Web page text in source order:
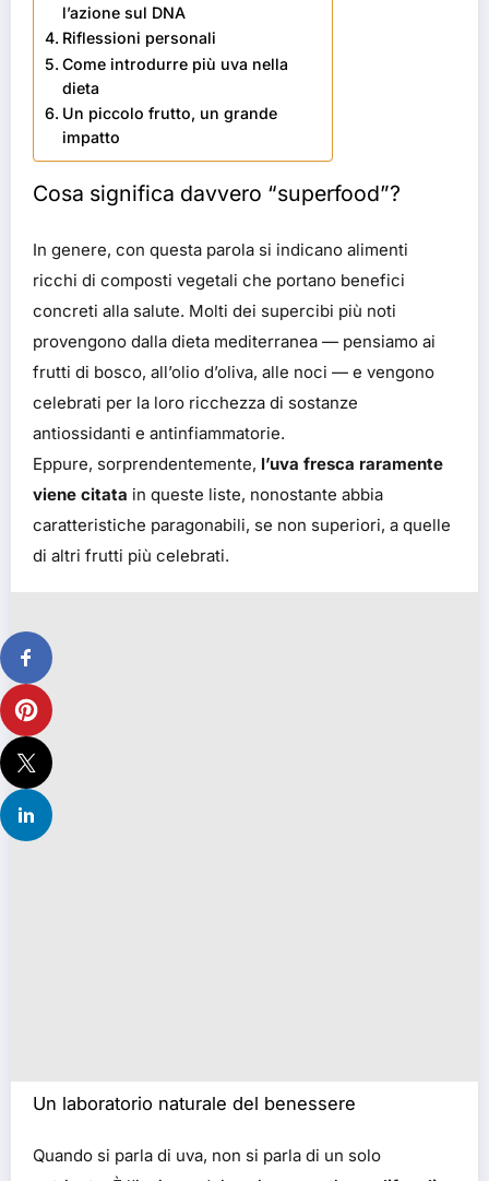
l’azione sul DNA
Riflessioni personali
Come introdurre più uva nella
dieta
Un piccolo frutto, un grande
impatto
Cosa significa davvero “superfood”?
In genere, con questa parola si indicano alimenti
ricchi di composti vegetali che portano benefici
concreti alla salute. Molti dei supercibi più noti
provengono dalla dieta mediterranea — pensiamo ai
frutti di bosco, all’olio d’oliva, alle noci — e vengono
celebrati per la loro ricchezza di sostanze
antiossidanti e antinfiammatorie.
Eppure, sorprendentemente, l’uva fresca raramente
viene citata in queste liste, nonostante abbia
caratteristiche paragonabili, se non superiori, a quelle
di altri frutti più celebrati.
Un laboratorio naturale del benessere
Quando si parla di uva, non si parla di un solo